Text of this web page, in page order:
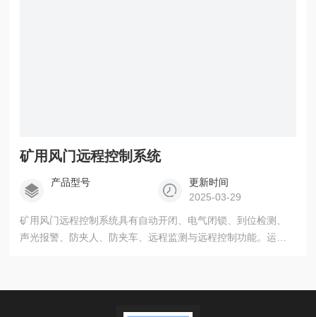
矿用风门远程控制系统
产品型号
更新时间
2025-03-29
矿用风门远程控制系统具有自动开闭、电气闭锁、到位检测、
声光报警、防夹人、防夹车、远程监测与远程控制功能。运输
后行动，并要相互配合工作不能慌乱，做自主保安，和相互保